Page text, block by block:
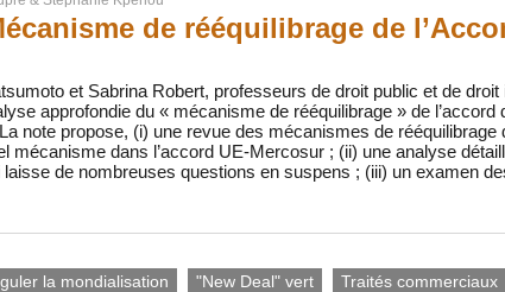
de rééquilibrage de
et Sabrina Robert, professeurs de droit public et de
approfondie du « mécanisme de rééquilibrage » de
note propose, (i) une revue des mécanismes de
mécanisme dans l’accord UE-Mercosur ; (ii) une analyse
de nombreuses questions en suspens ; (iii) un examen
la mondialisation "New Deal" vert Traités commerciaux